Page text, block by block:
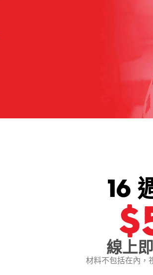
16
線上
材料不包括在內，